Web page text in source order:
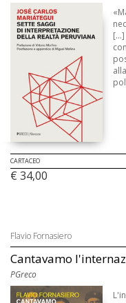
CARTACEO
€ 34,00
Flavio Fornasiero
Cantavamo
PGreco